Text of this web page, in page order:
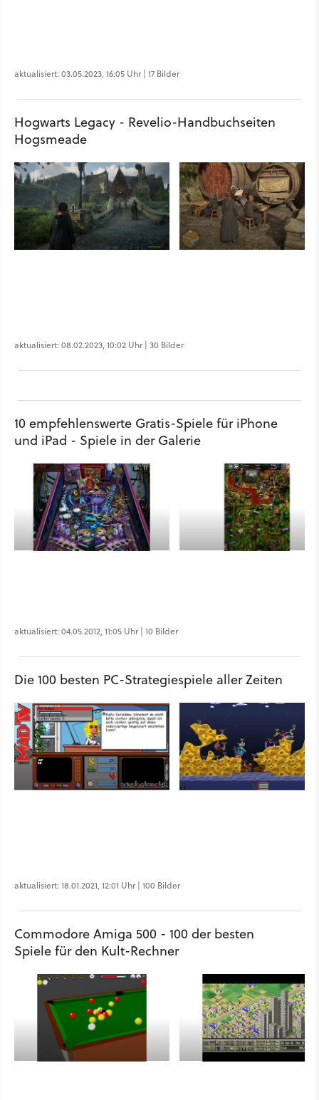
aktualisiert: 03.05.2023, 16:05 Uhr | 17 Bilder
Hogwarts Legacy - Revelio-Handbuchseiten
Hogsmeade
aktualisiert: 08.02.2023, 10:02 Uhr | 30 Bilder
10 empfehlenswerte Gratis-Spiele für iPhone
und iPad - Spiele in der Galerie
aktualisiert: 04.05.2012, 11:05 Uhr | 10 Bilder
Die 100 besten PC-Strategiespiele aller Zeiten
aktualisiert: 18.01.2021, 12:01 Uhr | 100 Bilder
Commodore Amiga 500 - 100 der besten
Spiele für den Kult-Rechner